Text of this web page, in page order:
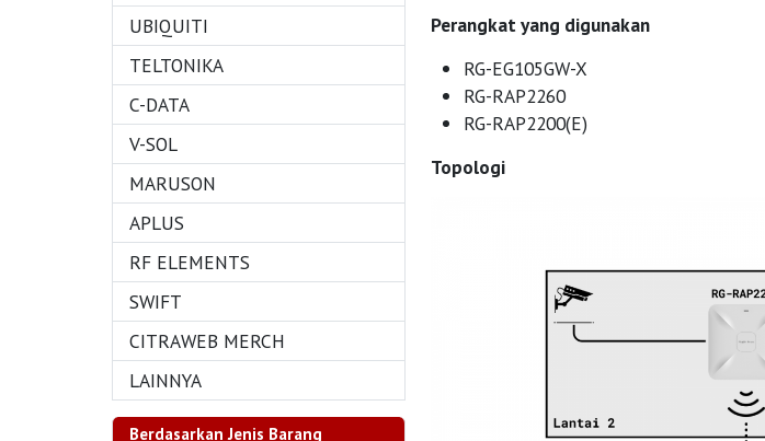
UBIQUITI
TELTONIKA
C-DATA
V-SOL
MARUSON
APLUS
RF ELEMENTS
SWIFT
CITRAWEB MERCH
LAINNYA
Berdasarkan Jenis Barang
Perangkat yang digunakan
RG-EG105GW-X
RG-RAP2260
RG-RAP2200(E)
Topologi